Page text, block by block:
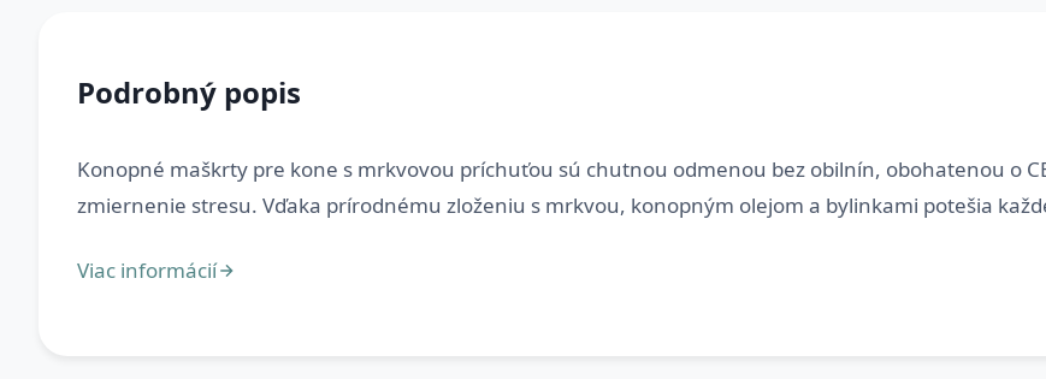
Podrobný popis
Konopné maškrty pre kone s mrkvovou príchuťou sú chutnou odmenou bez obilnín, obohatenou o